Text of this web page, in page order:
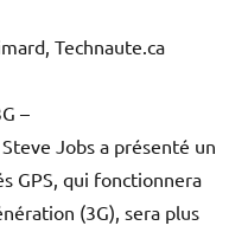
Technaute.ca
–
Jobs a présenté un
GPS, qui fonctionnera
(3G), sera plus